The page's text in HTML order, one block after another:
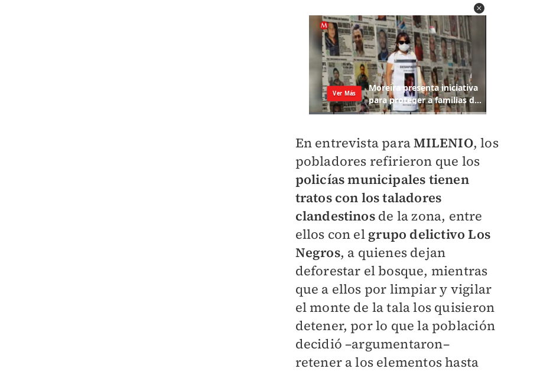
En entrevista paraMILENIO, los
pobladores refirieron que los
policías municipales tienen
tratos con los taladores
clandestinosde la zona, entre
ellos con el grupo delictivo Los
Negros, a quienes dejan
deforestar el bosque, mientras
que a ellos por limpiar y vigilar
el monte de la tala los quisieron
detener, por lo que la población
decidió –argumentaron–
retener a los elementos hasta